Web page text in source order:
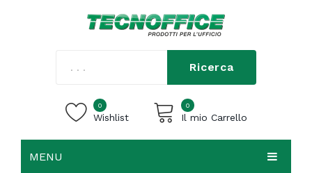
Ricerca
0
Wishlist
0
Il mio Carrello
MENU